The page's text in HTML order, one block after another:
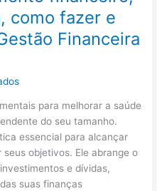
como fazer e
Financeira
para melhorar a saúde
do seu tamanho.
essencial para alcançar
objetivos. Ele abrange o
e dívidas,
suas finanças